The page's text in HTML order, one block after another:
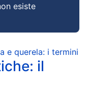
esiste
e querela: i termini
il